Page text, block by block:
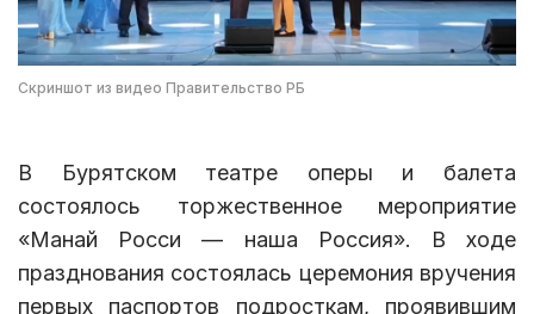
Скриншот из видео Правительство РБ
В Бурятском театре оперы и балета
состоялось торжественное мероприятие
«Манай Росси — наша Россия». В ходе
празднования состоялась церемония вручения
первых паспортов подросткам, проявившим